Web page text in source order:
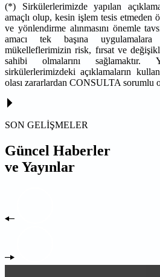
(*) Sirkülerlerimizde yapılan
amaçlı olup, kesin işlem tesis etmeden
ve yönlendirme alınmasını önemle
amacı tek başına
mükelleflerimizin risk, fırsat ve
sahibi olmalarını sağlamaktır.
sirkülerlerimizdeki açıklamaların
olası zararlardan CONSULTA sorumlu
SON GELİŞMELER
Güncel Haberler
ve Yayınlar